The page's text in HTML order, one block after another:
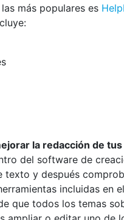
más populares es
la redacción de
del software de
texto y después
incluidas en
que todos los temas